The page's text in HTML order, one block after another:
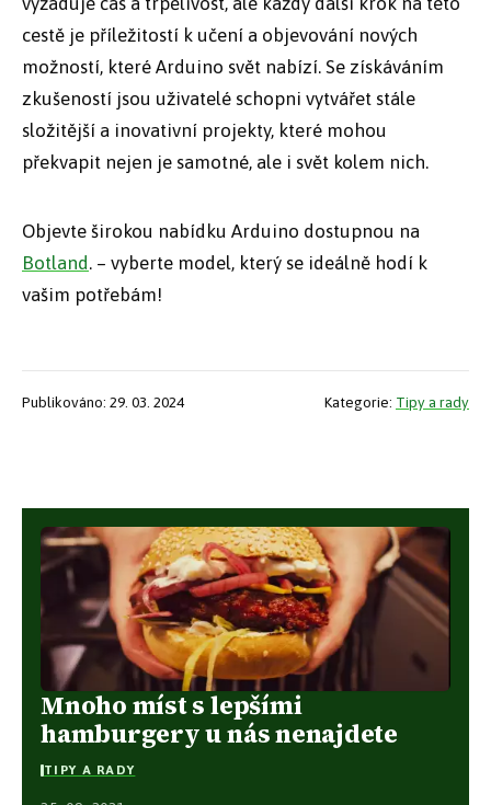
cestě je příležitostí k učení a objevování nových
možností, které Arduino svět nabízí. Se získáváním
zkušeností jsou uživatelé schopni vytvářet stále
složitější a inovativní projekty, které mohou
překvapit nejen je samotné, ale i svět kolem nich.
Objevte širokou nabídku Arduino dostupnou na
Botland. – vyberte model, který se ideálně hodí k
vašim potřebám!
Publikováno: 29. 03. 2024 Kategorie: Tipy a rady
Mnoho míst s lepšími
hamburgery u nás nenajdete
TIPY A RADY